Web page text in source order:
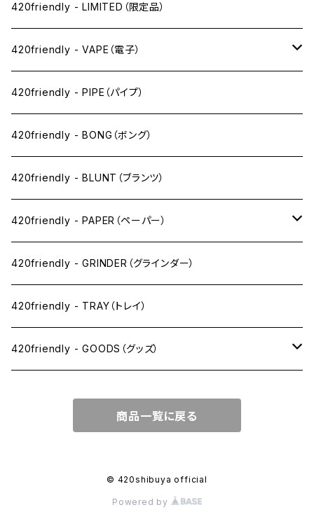
420friendly - LIMITED（限定品）
420friendly - VAPE（電子）
ペン下
ニコパフ系
ドライ系
ワックス系
420friendly - PIPE（パイプ）
420friendly - BONG（ボング）
420friendly - BLUNT（ブランツ）
420friendly - PAPER（ペーパー）
SW(シングルワイド）サイズ
1 1/4サイズ
キングサイズスリム
キングサイズワイド
420friendly - GRINDER（グラインダー）
420friendly - TRAY（トレイ）
420friendly - GOODS（グッズ）
JOINT（ジョイント系）
CLEANING（掃除・保管）
商品一覧に戻る
© 420shibuya official
Powered by